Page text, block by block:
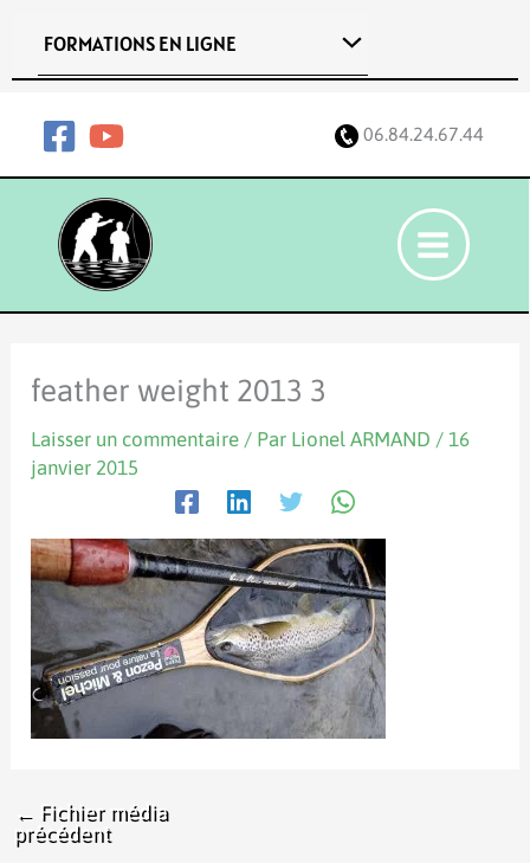
FORMATIONS EN LIGNE
06.84.24.67.44
feather weight 2013 3
Laisser un commentaire / Par Lionel ARMAND /16
janvier 2015
← Fichier média
précédent